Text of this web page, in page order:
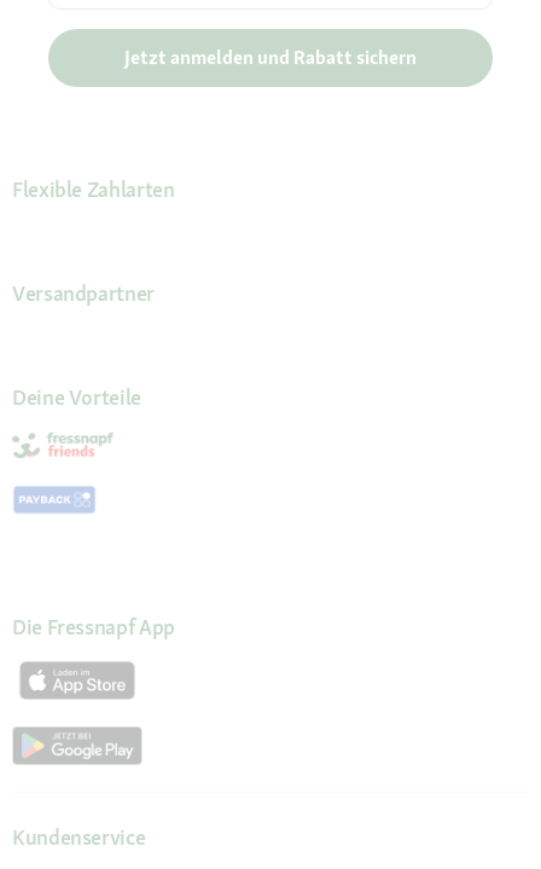
Jetzt anmelden und Rabatt sichern
Flexible Zahlarten
Versandpartner
Deine Vorteile
Die Fressnapf App
Kundenservice